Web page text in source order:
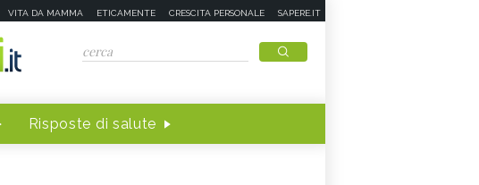
VITA DA MAMMA ETICAMENTE CRESCITA PERSONALE SAPERE.IT
Risposte di salute